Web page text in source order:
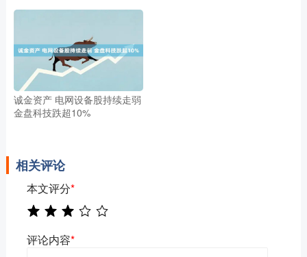
诚金资产 电网设备股持续走弱
金盘科技跌超10%
相关评论
本文评分*
评论内容*